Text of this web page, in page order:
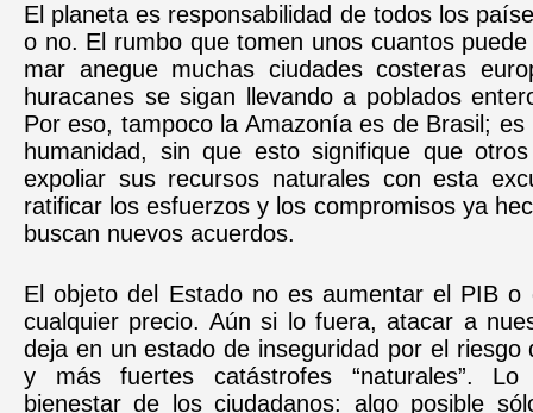
El planeta es responsabilidad de todos los
o no. El rumbo que tomen unos cuantos
mar anegue muchas ciudades costeras
huracanes se sigan llevando a poblados
Por eso, tampoco la Amazonía es de Brasil; es
humanidad, sin que esto signifique que
expoliar sus recursos naturales con esta
ratificar los esfuerzos y los compromisos ya
buscan nuevos acuerdos.
El objeto del Estado no es aumentar el PIB o
cualquier precio. Aún si lo fuera, atacar a
deja en un estado de inseguridad por el riesgo
y más fuertes catástrofes “naturales”.
bienestar de los ciudadanos: algo posible